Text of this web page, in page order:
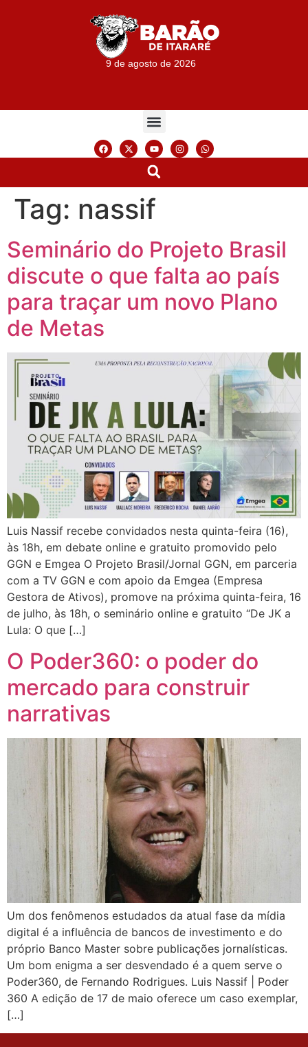
9 de agosto de 2026
Tag: nassif
Seminário do Projeto Brasil
discute o que falta ao país
para traçar um novo Plano
de Metas
Luis Nassif recebe convidados nesta quinta-feira (16),
às 18h, em debate online e gratuito promovido pelo
GGN e Emgea O Projeto Brasil/Jornal GGN, em parceria
com a TV GGN e com apoio da Emgea (Empresa
Gestora de Ativos), promove na próxima quinta-feira, 16
de julho, às 18h, o seminário online e gratuito “De JK a
Lula: O que […]
O Poder360: o poder do
mercado para construir
narrativas
Um dos fenômenos estudados da atual fase da mídia
digital é a influência de bancos de investimento e do
próprio Banco Master sobre publicações jornalísticas.
Um bom enigma a ser desvendado é a quem serve o
Poder360, de Fernando Rodrigues. Luis Nassif | Poder
360 A edição de 17 de maio oferece um caso exemplar,
[…]